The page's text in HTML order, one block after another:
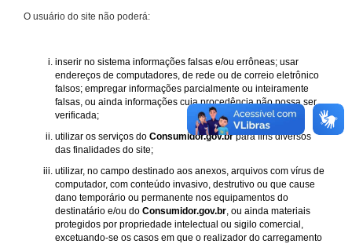
O usuário do site não poderá:
inserir no sistema informações falsas e/ou errôneas; usar
endereços de computadores, de rede ou de correio eletrônico
falsos; empregar informações parcialmente ou inteiramente
falsas, ou ainda informações cuja procedência não possa ser
verificada;
utilizar os serviços do Consumidor.gov.brpara fins diversos
das finalidades do site;
utilizar, no campo destinado aos anexos, arquivos com vírus de
computador, com conteúdo invasivo, destrutivo ou que cause
dano temporário ou permanente nos equipamentos do
destinatário e/ou do Consumidor.gov.br , ou ainda materiais
protegidos por propriedade intelectual ou sigilo comercial,
excetuando-se os casos em que o realizador do carregamento